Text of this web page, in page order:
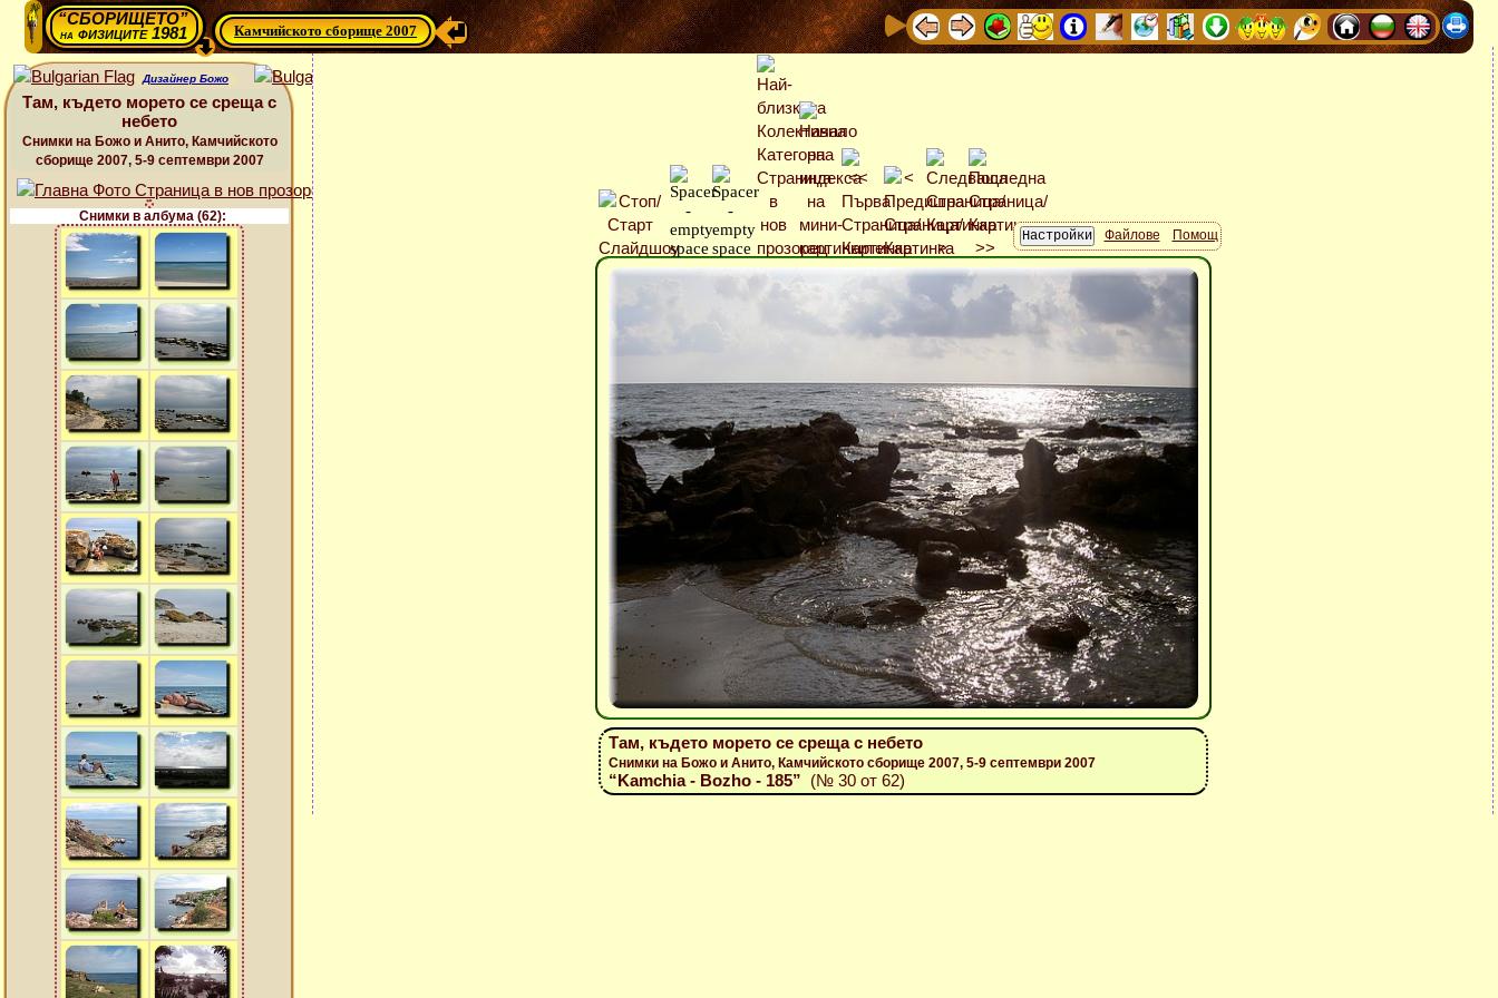
“СБОРИЩЕТО”
нафизиците 1981 Камчийското сборище 2007
Дизайнер Божо
Там, където морето се среща с
небето
Снимки на Божо и Анито, Камчийското
сборище 2007, 5-9 септември 2007
Снимки в албума (62):
Файлове
Помощ
Там, където морето се среща с небето
Снимки на Божо и Анито, Камчийското сборище 2007, 5-9 септември 2007
“Kamchia - Bozho - 185” (№ 30 от 62)